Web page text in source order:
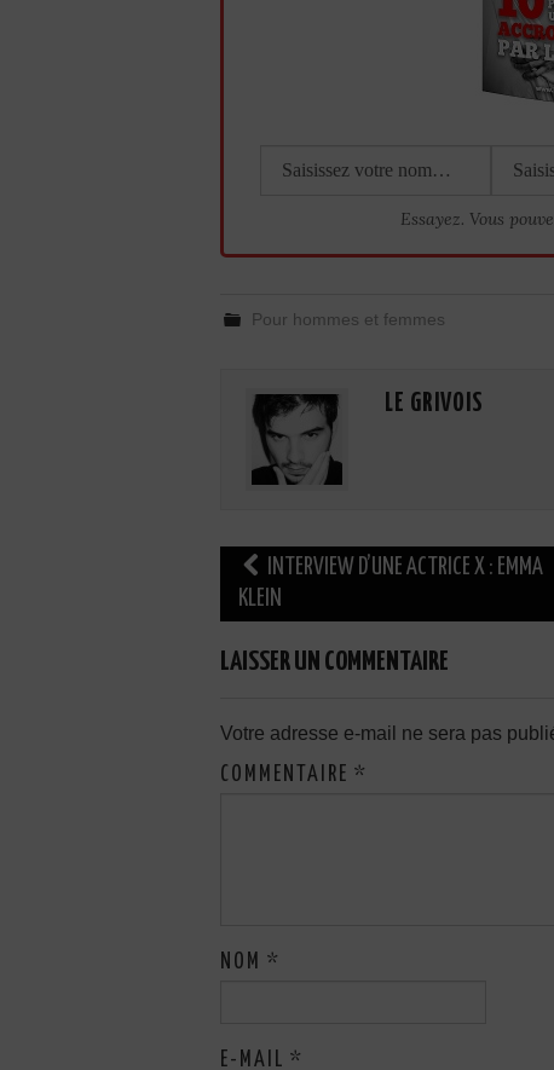
Essayez. Vous
Pour hommes et femmes
LE GRIVOIS
Navigation
des
INTERVIEW D’UNE ACTRICE X : EMMA
KLEIN
LAISSER UN COMMENTAIRE
Votre adresse e-mail ne sera pas
COMMENTAIRE *
NOM *
E-MAIL *